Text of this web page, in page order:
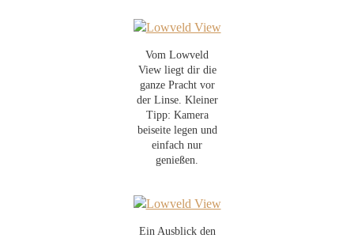
Vom Lowveld
View liegt dir die
ganze Pracht vor
der Linse. Kleiner
Tipp: Kamera
beiseite legen und
einfach nur
genießen.
Ein Ausblick den